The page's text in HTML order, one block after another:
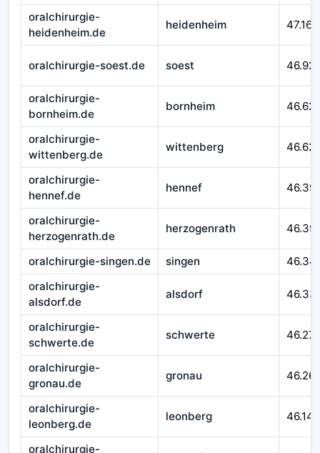
oralchirurgie-
heidenheim.de
heidenheim 47.164
oralchirurgie-soest.de soest
oralchirurgie-
bornheim.de
bornheim
oralchirurgie-
wittenberg.de
wittenberg 46.621
oralchirurgie-
hennef.de
hennef
oralchirurgie-
herzogenrath.de
herzogenrath
oralchirurgie-singen.de singen
oralchirurgie-
alsdorf.de
alsdorf
oralchirurgie-
schwerte.de
schwerte
oralchirurgie-
gronau.de
gronau
oralchirurgie-
leonberg.de
leonberg 46.143
oralchirurgie-